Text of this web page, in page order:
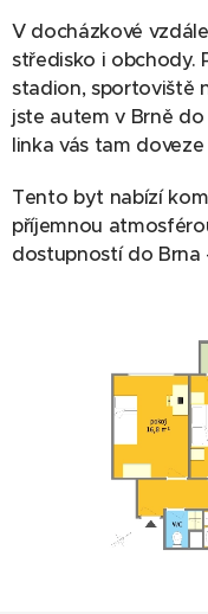
V docházkové
středisko i obchody.
stadion, sportoviště
jste autem v Brně
linka vás tam
Tento byt nabízí
příjemnou
dostupností do Brna